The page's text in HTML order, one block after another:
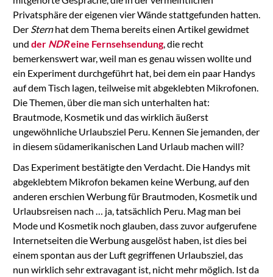
Privatsphäre der eigenen vier Wände stattgefunden hatten.
Der Sternhat dem Thema bereits einen Artikel gewidmet
und der NDReine Fernsehsendung, die recht
bemerkenswert war, weil man es genau wissen wollte und
ein Experiment durchgeführt hat, bei dem ein paar Handys
auf dem Tisch lagen, teilweise mit abgeklebten Mikrofonen.
Die Themen, über die man sich unterhalten hat:
Brautmode, Kosmetik und das wirklich äußerst
ungewöhnliche Urlaubsziel Peru. Kennen Sie jemanden, der
in diesem südamerikanischen Land Urlaub machen will?
Das Experiment bestätigte den Verdacht. Die Handys mit
abgeklebtem Mikrofon bekamen keine Werbung, auf den
anderen erschien Werbung für Brautmoden, Kosmetik und
Urlaubsreisen nach … ja, tatsächlich Peru. Mag man bei
Mode und Kosmetik noch glauben, dass zuvor aufgerufene
Internetseiten die Werbung ausgelöst haben, ist dies bei
einem spontan aus der Luft gegriffenen Urlaubsziel, das
nun wirklich sehr extravagant ist, nicht mehr möglich. Ist da